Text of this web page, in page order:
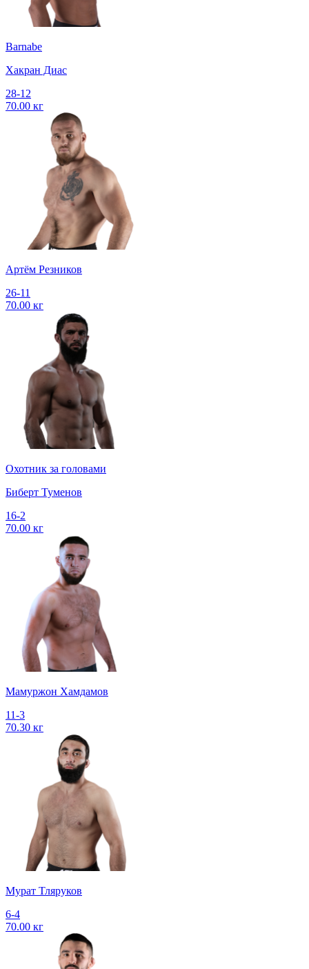
Barnabe
Хакран Диас
28-12
70.00 кг
Артём Резников
26-11
70.00 кг
Охотник за головами
Биберт Туменов
16-2
70.00 кг
Мамуржон Хамдамов
11-3
70.30 кг
Мурат Тляруков
6-4
70.00 кг